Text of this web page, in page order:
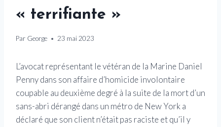
« terrifiante »
Par George 23 mai 2023
L’avocat représentant le vétéran de la Marine Daniel
Penny dans son affaire d’homicide involontaire
coupable au deuxième degré à la suite de la mort d’un
sans-abri dérangé dans un métro de New York a
déclaré que son client n’était pas raciste et qu’il y